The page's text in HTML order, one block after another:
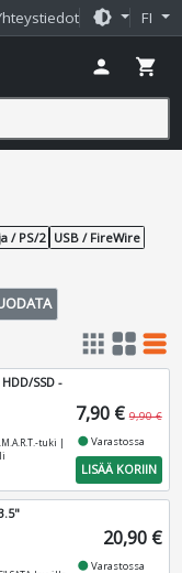
brightness_medium FI
person shopping_cart
/ PS/2 USB / FireWire
apps grid_view table_rows
SSD -
tuki |
7,90 € 9,90 €
fiber_manual_recordVarastossa
LISÄÄ KORIIN
20,90 €
fiber_manual_recordVarastossa